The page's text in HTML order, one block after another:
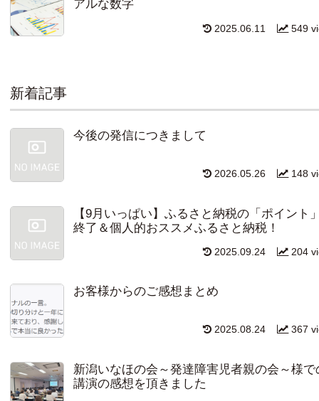
アルな数字
549
2025.06.11
新着記事
今後の発信につきまして
148
2026.05.26
【9月いっぱい】ふるさと納税の「ポイント
終了＆個人的おススメふるさと納税！
204
2025.09.24
お客様からのご感想まとめ
367
2025.08.24
新潟いなほの会～発達障害児者親の会～様で
講演の感想を頂きました